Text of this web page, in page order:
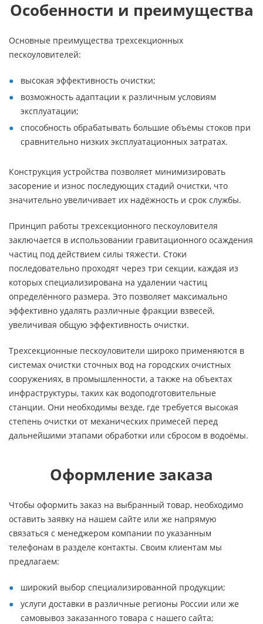
Особенности и преимущества
Основные преимущества трехсекционных
пескоуловителей:
высокая эффективность очистки;
возможность адаптации к различным условиям
эксплуатации;
способность обрабатывать большие объёмы стоков при
сравнительно низких эксплуатационных затратах.
Конструкция устройства позволяет минимизировать
засорение и износ последующих стадий очистки, что
значительно увеличивает их надёжность и срок службы.
Принцип работы трехсекционного пескоуловителя
заключается в использовании гравитационного осаждения
частиц под действием силы тяжести. Стоки
последовательно проходят через три секции, каждая из
которых специализирована на удалении частиц
определённого размера. Это позволяет максимально
эффективно удалять различные фракции взвесей,
увеличивая общую эффективность очистки.
Трехсекционные пескоуловители широко применяются в
системах очистки сточных вод на городских очистных
сооружениях, в промышленности, а также на объектах
инфраструктуры, таких как водоподготовительные
станции. Они необходимы везде, где требуется высокая
степень очистки от механических примесей перед
дальнейшими этапами обработки или сбросом в водоёмы.
Оформление заказа
Чтобы оформить заказ на выбранный товар, необходимо
оставить заявку на нашем сайте или же напрямую
связаться с менеджером компании по указанным
телефонам в разделе контакты. Своим клиентам мы
предлагаем:
широкий выбор специализированной продукции;
услуги доставки в различные регионы России или же
самовывоз заказанного товара с нашего сайта;